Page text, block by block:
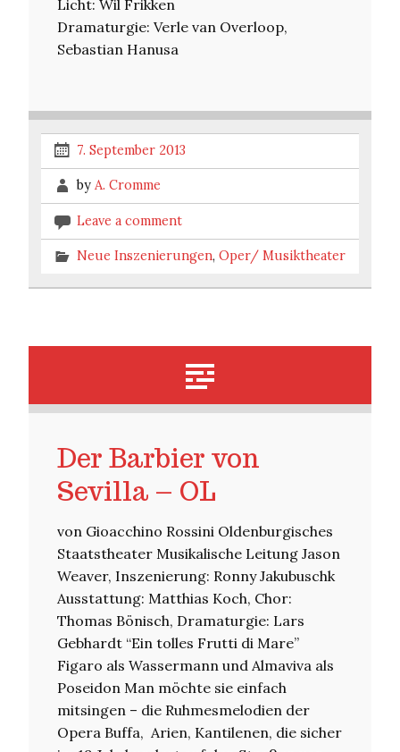
Licht: Wil Frikken
Dramaturgie: Verle van Overloop,
Sebastian Hanusa
7. September 2013
by A. Cromme
Leave a comment
Neue Inszenierungen, Oper/ Musiktheater
Der Barbier von
Sevilla – OL
von Gioacchino Rossini Oldenburgisches
Staatstheater Musikalische Leitung Jason
Weaver, Inszenierung: Ronny Jakubuschk
Ausstattung: Matthias Koch, Chor:
Thomas Bönisch, Dramaturgie: Lars
Gebhardt “Ein tolles Frutti di Mare”
Figaro als Wassermann und Almaviva als
Poseidon Man möchte sie einfach
mitsingen – die Ruhmesmelodien der
Opera Buffa, Arien, Kantilenen, die sicher